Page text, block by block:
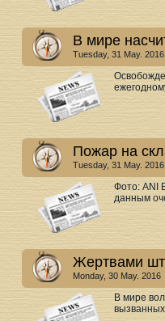
В мире
Tuesday, 31 May. 2016
Пожар на
Tuesday, 31 May. 2016
Фото: ANI
данным
Жертвами
Monday, 30 May. 2016
В мире